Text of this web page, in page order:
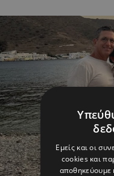
Εμείς και οι
cookies και
αποθηκεύουμε